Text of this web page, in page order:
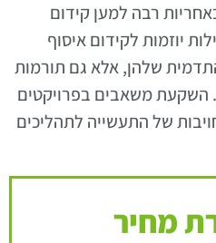
רבה למען קידום
יוזמות לקידום איסוף
שלהן, אלא גם תורמות
השקעת משאבים בפרויקטים
של התעשייה לתהליכים
מחיר